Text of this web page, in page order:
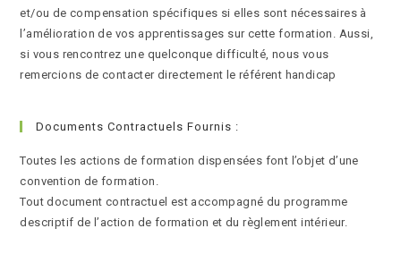
et/ou de compensation spécifiques si elles sont nécessaires à
l’amélioration de vos apprentissages sur cette formation. Aussi,
si vous rencontrez une quelconque difficulté, nous vous
remercions de contacter directement le référent handicap
Documents Contractuels Fournis :
Toutes les actions de formation dispensées font l’objet d’une
convention de formation.
Tout document contractuel est accompagné du programme
descriptif de l’action de formation et du règlement intérieur.